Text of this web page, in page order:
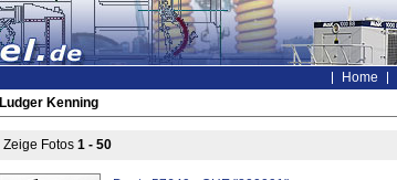
Home
Ludger Kenning
Zeige Fotos 1 - 50